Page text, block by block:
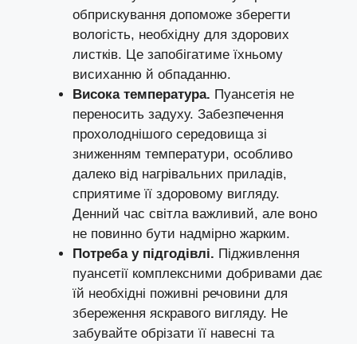
обприскування допоможе зберегти
вологість, необхідну для здорових
листків. Це запобігатиме їхньому
висиханню й обпаданню.
Висока температура. Пуансетія не
переносить задуху. Забезпечення
прохолоднішого середовища зі
зниженням температури, особливо
далеко від нагрівальних приладів,
сприятиме її здоровому вигляду.
Денний час світла важливий, але воно
не повинно бути надмірно жарким.
Потреба у підгодівлі. Підживлення
пуансетії комплексними добривами дає
їй необхідні поживні речовини для
збереження яскравого вигляду. Не
забувайте обрізати її навесні та